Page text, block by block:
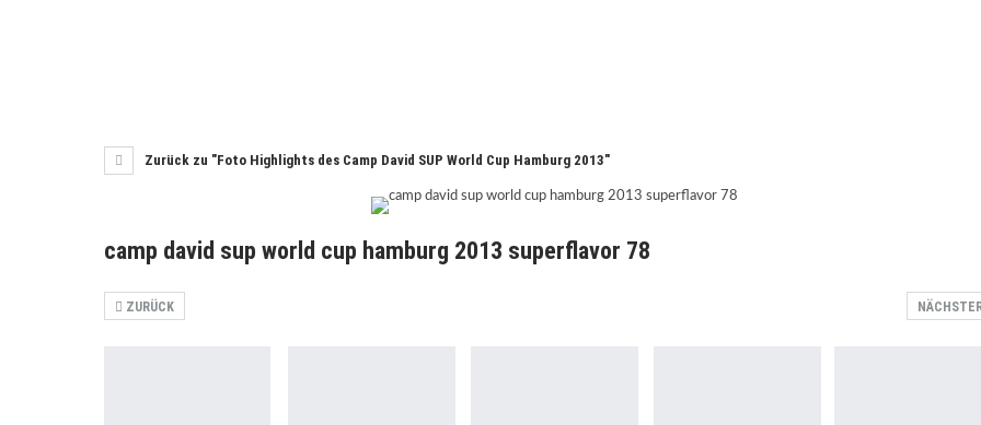
Zurück zu "Foto Highlights des Camp David SUP World Cup Hamburg 2013"
camp david sup world cup hamburg 2013 superflavor 78
ZURÜCK